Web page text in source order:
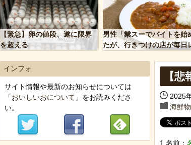
【
「
「
ヒ
【
【緊急】卵の値段、遂に限界
を超える
男性「業スーでバイトを始
たが、行きつけの店が毎日
【
2025
海鮮物
1 名前：
インフォ
サイト情報や最新のお知らせについては
「おいしいおについて 」をお読みくださ
い。